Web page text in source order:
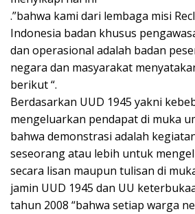
.”bahwa kami dari lembaga misi
Indonesia badan khusus
dan operasional adalah badan
negara dan masyarakat
berikut “.
Berdasarkan UUD 1945 yakni
mengeluarkan pendapat di muka
bahwa demonstrasi adalah
seseorang atau lebih untuk
secara lisan maupun tulisan di
jamin UUD 1945 dan UU
tahun 2008 “bahwa setiap warga